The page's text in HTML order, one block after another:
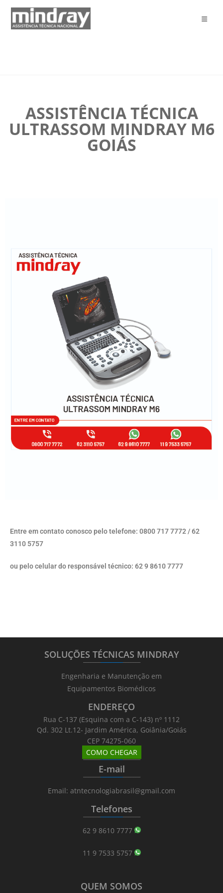
ASSISTÊNCIA TÉCNICA
ULTRASSOM MINDRAY M6
GOIÁS
Entre em contato conosco pelo telefone: 0800 717 7772 / 62
3110 5757
ou pelo celular do responsável técnico: 62 9 8610 7777
SOLUÇÕES TÉCNICAS MINDRAY
_______________________
Engenharia e Manutenção em
Equipamentos Biomédicos
ENDEREÇO
Rua C-137 (Esquina com a C-143) nº 1112
Qd. 302 Lt.12- Jardim América, Goiânia/Goiás
CEP 74275-060
COMO CHEGAR
_______________________
E-mail
_______________________
Email: atntecnologiabrasil@gmail.com
Telefones
_______________________
62 9 8610 7777
11 9 7533 5757
QUEM SOMOS
_______________________